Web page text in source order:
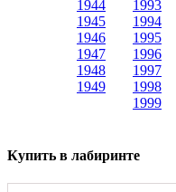
1944
1945
1946
1947
1948
1949
1993
1994
1995
1996
1997
1998
1999
Купить в лабиринте